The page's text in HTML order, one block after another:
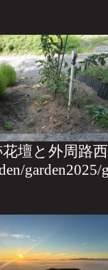
壇と外周路